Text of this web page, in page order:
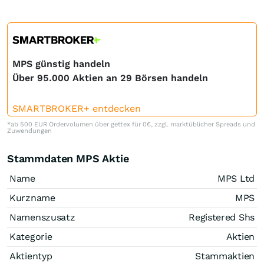
MPS günstig handeln
Über 95.000 Aktien an 29 Börsen handeln
SMARTBROKER+ entdecken
*ab 500 EUR Ordervolumen über gettex für 0€, zzgl. marktüblicher Spreads und
Zuwendungen
Stammdaten MPS Aktie
Name
MPS Ltd
Kurzname
MPS
Namenszusatz
Registered Shs
Kategorie
Aktien
Aktientyp
Stammaktien